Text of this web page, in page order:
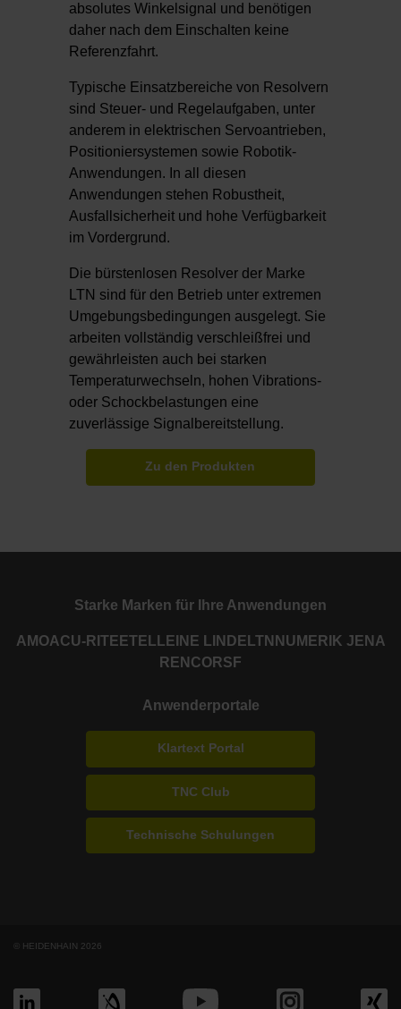
absolutes Winkelsignal und benötigen
daher nach dem Einschalten keine
Referenzfahrt.
Typische Einsatzbereiche von Resolvern
sind Steuer- und Regelaufgaben, unter
anderem in elektrischen Servoantrieben,
Positioniersystemen sowie Robotik-
Anwendungen. In all diesen
Anwendungen stehen Robustheit,
Ausfallsicherheit und hohe Verfügbarkeit
im Vordergrund.
Die bürstenlosen Resolver der Marke
LTN sind für den Betrieb unter extremen
Umgebungsbedingungen ausgelegt. Sie
arbeiten vollständig verschleißfrei und
gewährleisten auch bei starken
Temperaturwechseln, hohen Vibrations-
oder Schockbelastungen eine
zuverlässige Signalbereitstellung.
Zu den Produkten
Starke Marken für Ihre Anwendungen
AMOACU-RITE ETEL LEINE LINDE LTN NUMERIK JENA
RENCORSF
Anwenderportale
Klartext Portal
TNC Club
Technische Schulungen
© HEIDENHAIN 2026